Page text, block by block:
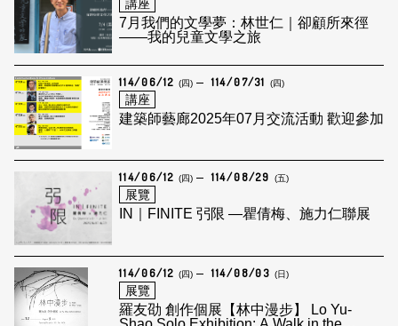
講座
7月我們的文學夢：林世仁｜卻顧所來徑
——我的兒童文學之旅
114/06/12 (四) 114/07/31 (四)
講座
建築師藝廊2025年07月交流活動 歡迎參加
114/06/12 (四) 114/08/29 (五)
展覽
IN｜FINITE 弜限 —瞿倩梅、施力仁聯展
114/06/12 (四) 114/08/03 (日)
展覽
羅友劭 創作個展【林中漫步】 Lo Yu-